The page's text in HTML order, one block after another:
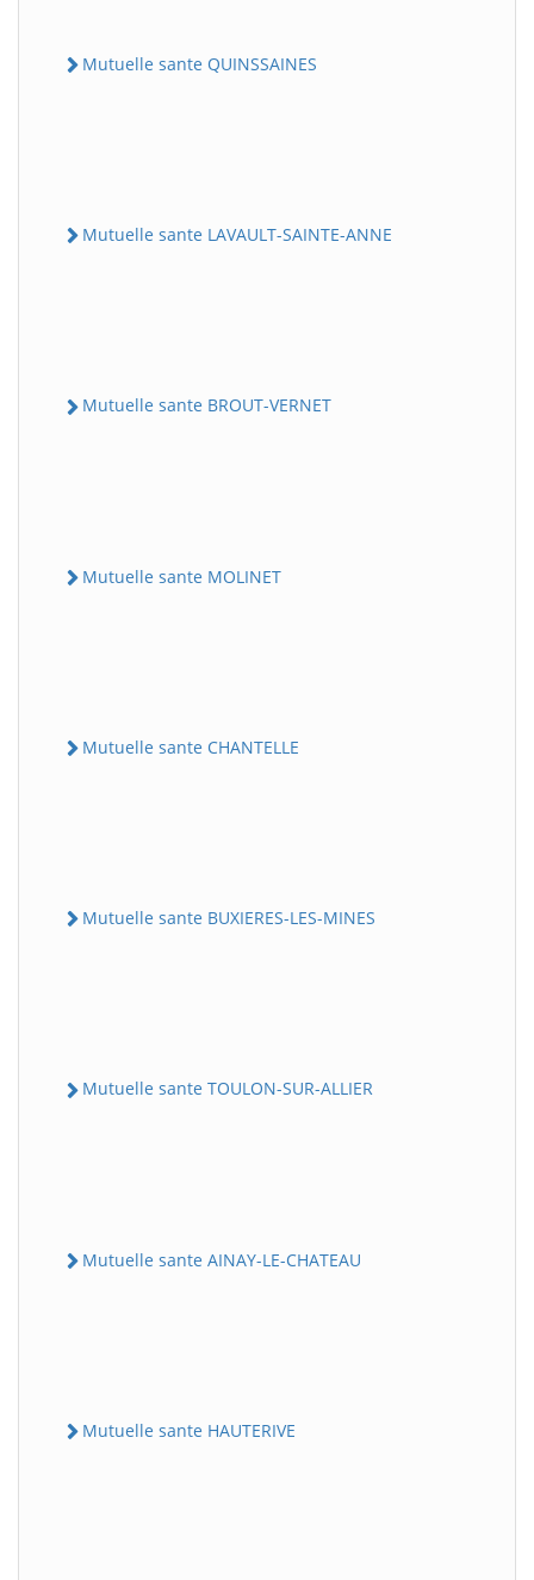
Mutuelle sante QUINSSAINES
Mutuelle sante LAVAULT-SAINTE-ANNE
Mutuelle sante BROUT-VERNET
Mutuelle sante MOLINET
Mutuelle sante CHANTELLE
Mutuelle sante BUXIERES-LES-MINES
Mutuelle sante TOULON-SUR-ALLIER
Mutuelle sante AINAY-LE-CHATEAU
Mutuelle sante HAUTERIVE